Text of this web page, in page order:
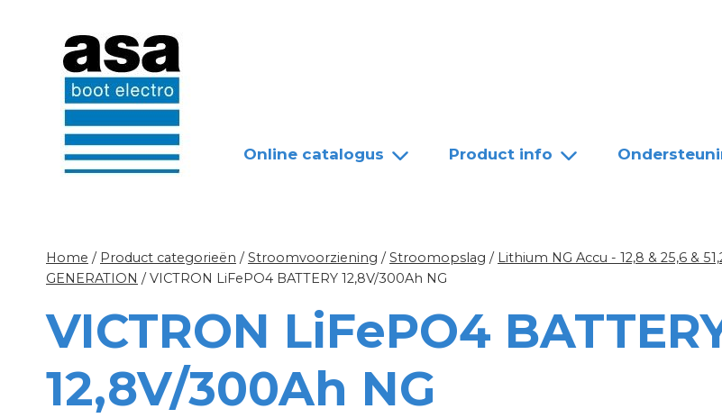
Online catalogus Product info
Home / Product categorieën / Stroomvoorziening / Stroomopslag / Lithium NG Accu - 12,8 & 25,6 &
GENERATION / VICTRON LiFePO4 BATTERY 12,8V/300Ah NG
VICTRON LiFePO4
12,8V/300Ah NG